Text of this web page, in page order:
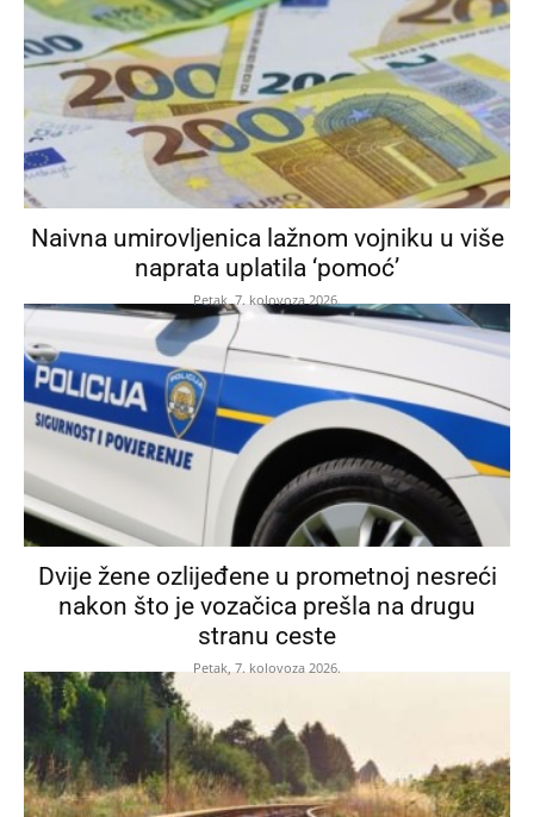
Naivna umirovljenica lažnom vojniku u više
naprata uplatila ‘pomoć’
Petak, 7. kolovoza 2026.
Dvije žene ozlijeđene u prometnoj nesreći
nakon što je vozačica prešla na drugu
stranu ceste
Petak, 7. kolovoza 2026.